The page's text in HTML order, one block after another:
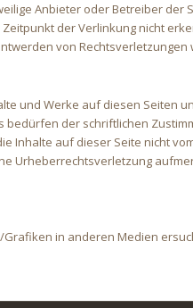
Anbieter oder Betreiber
der Verlinkung nicht
von
und Werke auf diesen Seiten
der schriftlichen
Inhalte auf dieser Seite nicht
Urheberrechtsverletzung
in anderen Medien